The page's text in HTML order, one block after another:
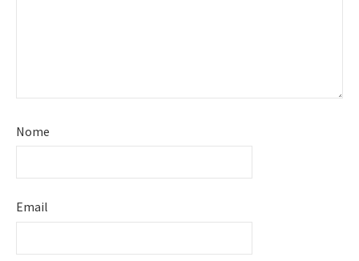
Nome
Email